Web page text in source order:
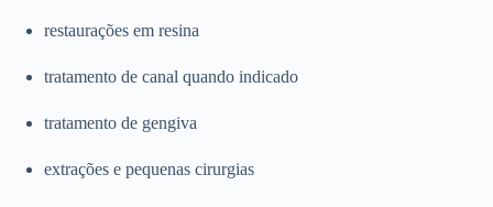
restaurações em resina
tratamento de canal quando indicado
tratamento de gengiva
extrações e pequenas cirurgias